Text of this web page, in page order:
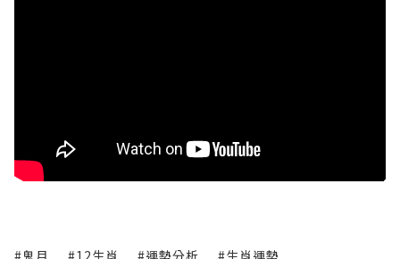
#鬼月 #12生肖 #運勢分析 #生肖運勢